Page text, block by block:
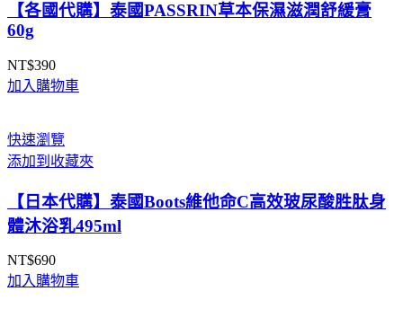
【各國代購】泰國PASSRIN草本保濕滋潤舒緩膏
60g
NT$390
加入購物車
快速瀏覽
添加到收藏夾
【日本代購】泰國Boots維他命C高效玻尿酸胜肽身
體沐浴乳495ml
NT$690
加入購物車